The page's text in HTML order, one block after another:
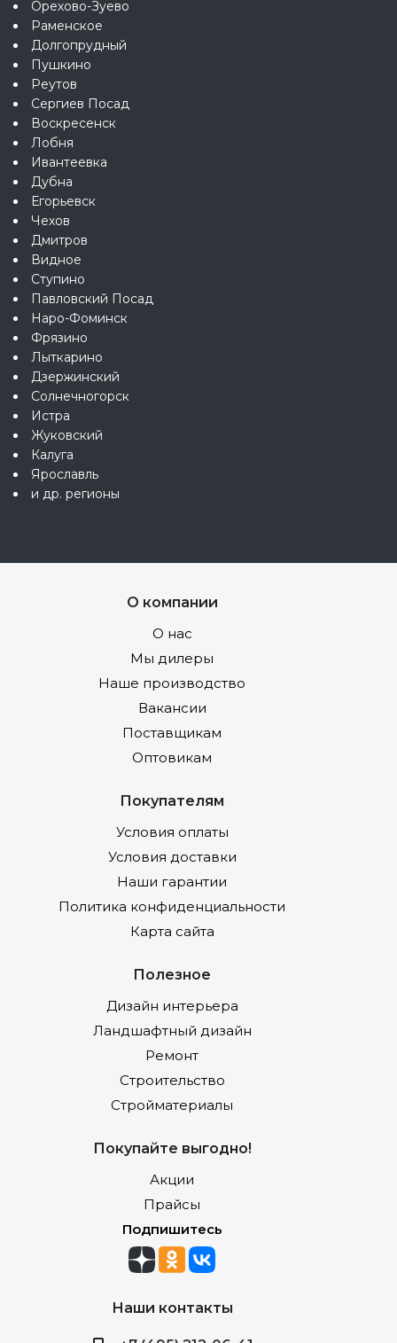
Орехово-Зуево
Раменское
Долгопрудный
Пушкино
Реутов
Сергиев Посад
Воскресенск
Лобня
Ивантеевка
Дубна
Егорьевск
Чехов
Дмитров
Видное
Ступино
Павловский Посад
Наро-Фоминск
Фрязино
Лыткарино
Дзержинский
Солнечногорск
Истра
Жуковский
Калуга
Ярославль
и др. регионы
О компании
О нас
Мы дилеры
Наше производство
Вакансии
Поставщикам
Оптовикам
Покупателям
Условия оплаты
Условия доставки
Наши гарантии
Политика конфиденциальности
Карта сайта
Полезное
Дизайн интерьера
Ландшафтный дизайн
Ремонт
Строительство
Стройматериалы
Покупайте выгодно!
Акции
Прайсы
Подпишитесь
Наши контакты